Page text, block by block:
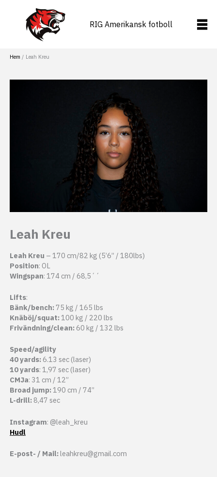
RIG Amerikansk fotboll
Hem Leah Kreu
Leah Kreu
Leah Kreu – 170 cm/82 kg (5’6” / 180lbs)
Position: OL
Wingspan: 174 cm / 68,5´´
Lifts:
Bänk/bench:75 kg / 165 lbs
Knäböj/squat:100 kg / 220 lbs
Frivändning/clean: 60 kg / 132 lbs
Speed/agility
40 yards: 6.13 sec (laser)
10 yards: 1,97 sec (laser)
CMJa: 31 cm / 12”
Broad jump:190 cm / 74”
L-drill: 8,47 sec
Instagram: @leah_kreu
Hudl
E-post- / Mail:leahkreu@gmail.com